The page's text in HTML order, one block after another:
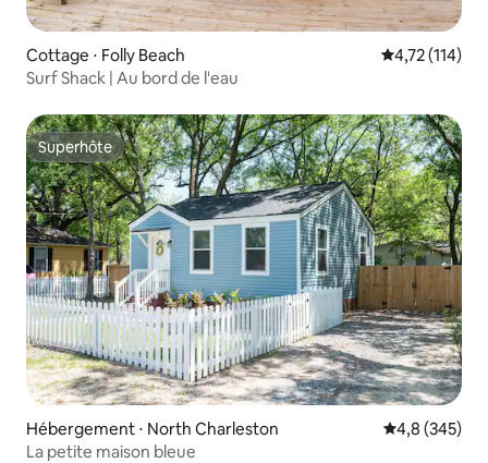
Cottage ⋅ Folly Beach Évaluation
4,72 (114)
Surf Shack | Au bord de l'eau
Superhôte
Superhôte
Hébergement ⋅ North Charleston Évaluation
4,8 (345)
La petite maison bleue